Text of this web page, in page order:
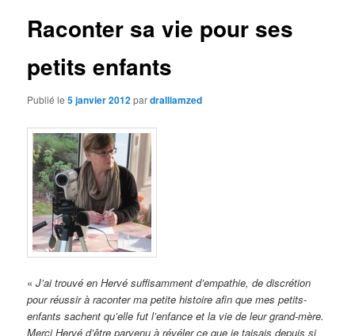
Raconter sa vie pour ses
petits enfants
Publié le5 janvier 2012pardralliamzed
«J’ai trouvé en Hervé suffisamment d’empathie, de discrétion
pour réussir à raconter ma petite histoire afin que mes petits-
enfants sachent qu’elle fut l’enfance et la vie de leur grand-mère.
Merci Hervé d’être parvenu à révéler ce que je taisais depuis si